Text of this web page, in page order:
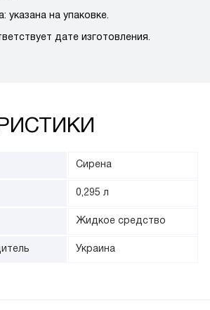
указана на упаковке.
дате изготовления.
Сирена
0,295 л
Жидкое средство
Украина